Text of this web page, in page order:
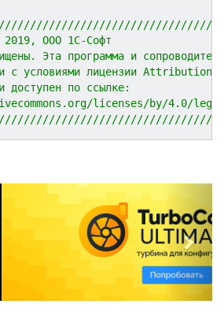
ООО 1С-Софт
Эта программа и
с условиями лицензии
доступен по ссылке:
licenses/by/4.0/
e
x
t